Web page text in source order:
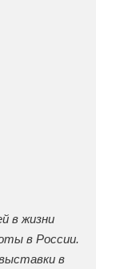
в жизни
в России.
в